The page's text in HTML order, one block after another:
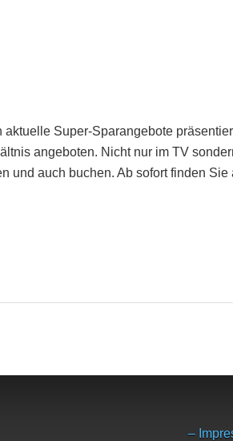
Super-Sparangebote
angeboten. Nicht nur im TV
und auch buchen. Ab sofort finden
–